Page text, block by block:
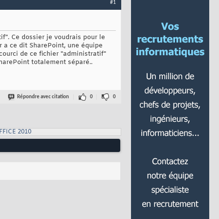
#1
Ce dossier je voudrais pour le
ce dit SharePoint, une équipe
de ce fichier "administratif"
totalement séparé..
Répondre avec citation 0 0
2010